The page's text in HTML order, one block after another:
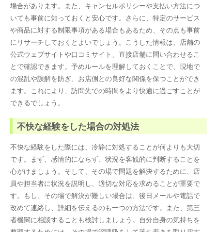
場合があります。また、キャンセルポリシーや支払い方法につ
いても事前に知っておくと安心です。さらに、特定のサービス
や商品に対する制限事項がある場合もあるため、その点も事前
にリサーチしておくとよいでしょう。こうした情報は、店舗の
公式ウェブサイトや口コミサイト、直接店舗に問い合わせるこ
とで確認できます。予めルールを理解しておくことで、現地で
の混乱や誤解を防ぎ、お店側との良好な関係を保つことができ
ます。これにより、訪問先での時間をより快適に過ごすことが
できるでしょう。
不快な経験をした場合の対処法
不快な経験をした際には、冷静に対処することが何よりも大切
です。まず、感情的にならず、状況を客観的に判断することを
心がけましょう。そして、その場で問題を解決するために、店
員や担当者に状況を説明し、適切な対応を求めることが重要で
す。もし、その場で解決が難しい場合は、後日メールや電話で
改めて連絡し、詳細を伝えるのも一つの方法です。また、第三
者機関に相談することも検討しましょう。自分自身の気持ちを